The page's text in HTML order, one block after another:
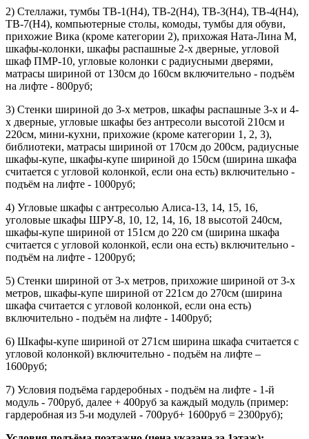
2) Стеллажи, тумбы ТВ-1(Н4), ТВ-2(Н4), ТВ-3(Н4), ТВ-4(Н4),
ТВ-7(Н4), компьютерные столы, комоды, тумбы для обуви,
прихожие Вика (кроме категории 2), прихожая Ната-Лина М,
шкафы-колонки, шкафы распашные 2-х дверные, угловой
шкаф ПМР-10, угловые колонки с радиусными дверями,
матрасы шириной от 130см до 160см включительно - подъём
на лифте - 800руб;
3) Стенки шириной до 3-х метров, шкафы распашные 3-х и 4-
х дверные, угловые шкафы без антресоли высотой 210см и
220см, мини-кухни, прихожие (кроме категории 1, 2, 3),
библиотеки, матрасы шириной от 170см до 200см, радиусные
шкафы-купе, шкафы-купе шириной до 150см (ширина шкафа
считается с угловой колонкой, если она есть) включительно -
подъём на лифте - 1000руб;
4) Угловые шкафы с антресолью Алиса-13, 14, 15, 16,
уголовые шкафы ШРУ-8, 10, 12, 14, 16, 18 высотой 240см,
шкафы-купе шириной от 151см до 220 см (ширина шкафа
считается с угловой колонкой, если она есть) включительно -
подъём на лифте - 1200руб;
5) Стенки шириной от 3-х метров, прихожие шириной от 3-х
метров, шкафы-купе шириной от 221см до 270см (ширина
шкафа считается с угловой колонкой, если она есть)
включительно - подъём на лифте - 1400руб;
6) Шкафы-купе шириной от 271см ширина шкафа считается с
угловой колонкой) включительно - подъём на лифте –
1600руб;
7) Условия подъёма гардеробных - подъём на лифте - 1-й
модуль - 700руб, далее + 400руб за каждый модуль (пример:
гардеробная из 5-и модулей - 700руб+ 1600руб = 2300руб);